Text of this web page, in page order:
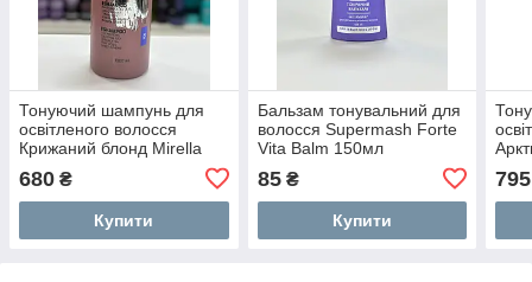
Тонуючий шампунь для
освітленого волосся
Крижаний блонд Mirella
Shampoo 1000 мл
680 ₴
Купити
Бальзам тонувальний для
волосся Supermash Forte
Vita Balm 150мл
85₴
Купити
795